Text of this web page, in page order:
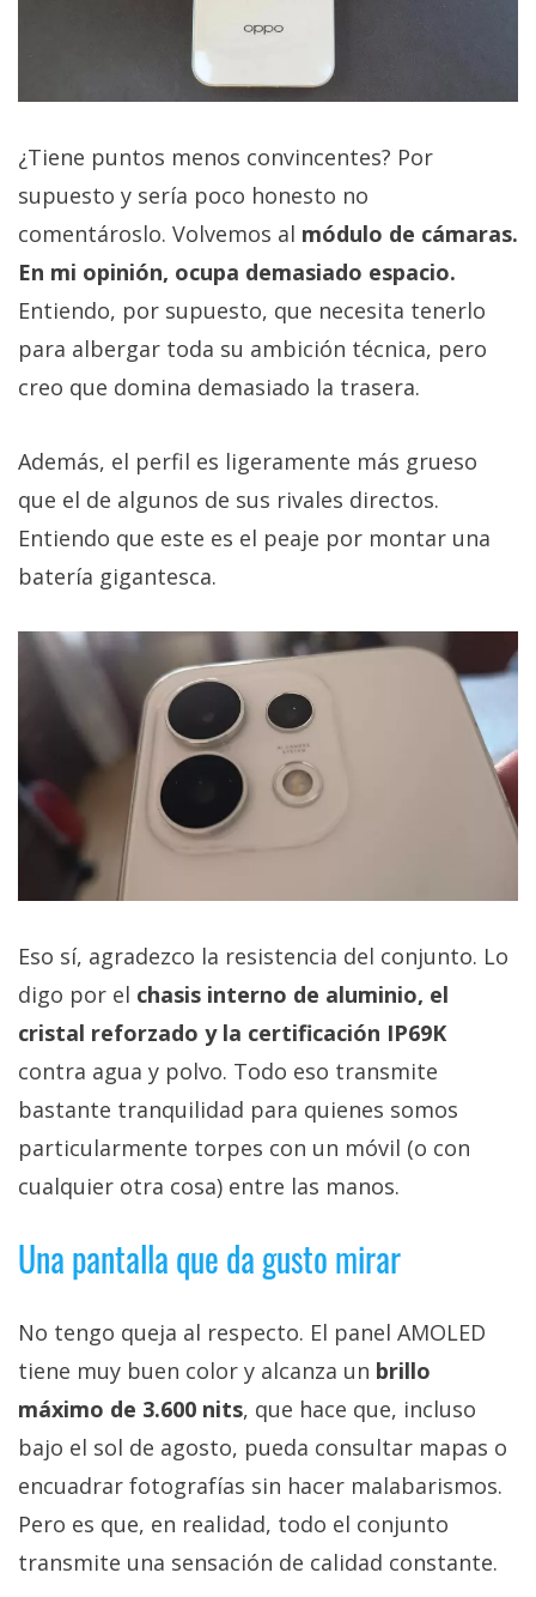
¿Tiene puntos menos convincentes? Por
supuesto y sería poco honesto no
comentároslo. Volvemos al módulo de cámaras.
En mi opinión, ocupa demasiado espacio.
Entiendo, por supuesto, que necesita tenerlo
para albergar toda su ambición técnica, pero
creo que domina demasiado la trasera.
Además, el perfil es ligeramente más grueso
que el de algunos de sus rivales directos.
Entiendo que este es el peaje por montar una
batería gigantesca.
Eso sí, agradezco la resistencia del conjunto. Lo
digo por el chasis interno de aluminio, el
cristal reforzado y la certificación IP69K
contra agua y polvo. Todo eso transmite
bastante tranquilidad para quienes somos
particularmente torpes con un móvil (o con
cualquier otra cosa) entre las manos.
Una pantalla que da gusto mirar
No tengo queja al respecto. El panel AMOLED
tiene muy buen color y alcanza un brillo
máximo de 3.600 nits, que hace que, incluso
bajo el sol de agosto, pueda consultar mapas o
encuadrar fotografías sin hacer malabarismos.
Pero es que, en realidad, todo el conjunto
transmite una sensación de calidad constante.